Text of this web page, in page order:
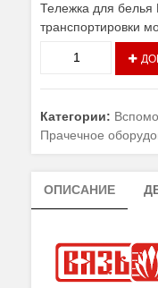
Тележка для
транспортировки
Тележка
белья
Вязьма
Категории:
Прачечное
ОПИСАНИЕ